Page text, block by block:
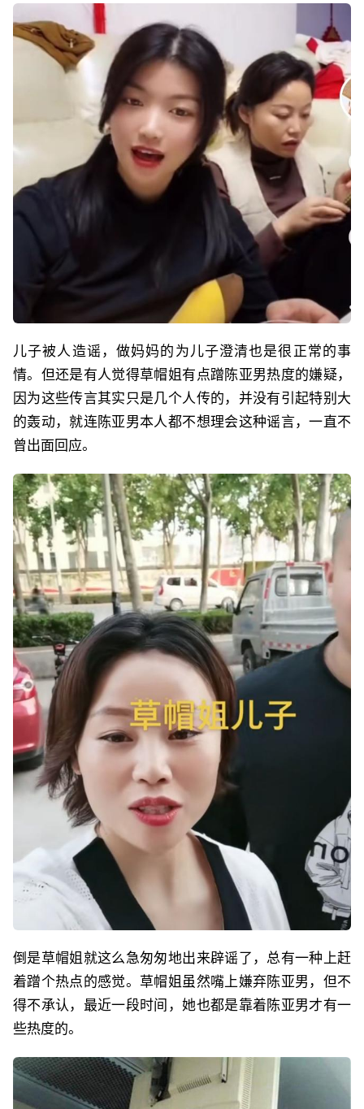
儿子被人造谣，做妈妈的为儿子澄清也是很正常的事
情。但还是有人觉得草帽姐有点蹭陈亚男热度的嫌疑，
因为这些传言其实只是几个人传的，并没有引起特别大
的轰动，就连陈亚男本人都不想理会这种谣言，一直不
曾出面回应。
倒是草帽姐就这么急匆匆地出来辟谣了，总有一种上赶
着蹭个热点的感觉。草帽姐虽然嘴上嫌弃陈亚男，但不
得不承认，最近一段时间，她也都是靠着陈亚男才有一
些热度的。